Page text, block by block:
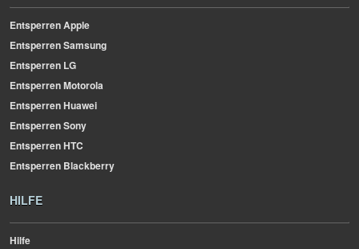
Entsperren Apple
Entsperren Samsung
Entsperren LG
Entsperren Motorola
Entsperren Huawei
Entsperren Sony
Entsperren HTC
Entsperren Blackberry
HILFE
Hilfe